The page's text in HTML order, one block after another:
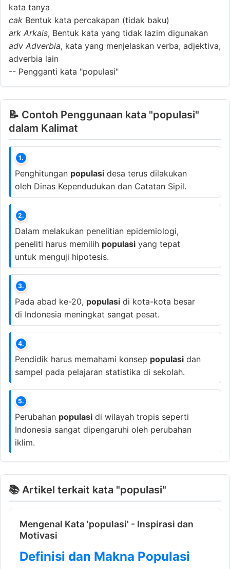
kata tanya
cak Bentuk kata percakapan (tidak baku)
ark Arkais, Bentuk kata yang tidak lazim digunakan
adv Adverbia, kata yang menjelaskan verba, adjektiva,
adverbia lain
-- Pengganti kata "populasi"
📝 Contoh Penggunaan kata "populasi"
dalam Kalimat
1.
Penghitungan populasi desa terus dilakukan
oleh Dinas Kependudukan dan Catatan Sipil.
2.
Dalam melakukan penelitian epidemiologi,
peneliti harus memilih populasi yang tepat
untuk menguji hipotesis.
3.
Pada abad ke-20, populasi di kota-kota besar
di Indonesia meningkat sangat pesat.
4.
Pendidik harus memahami konsep populasi dan
sampel pada pelajaran statistika di sekolah.
5.
Perubahan populasi di wilayah tropis seperti
Indonesia sangat dipengaruhi oleh perubahan
iklim.
📚 Artikel terkait kata "populasi"
Mengenal Kata 'populasi' - Inspirasi dan
Motivasi
Definisi dan Makna Populasi